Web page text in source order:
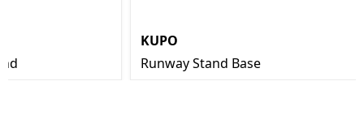
KUPO
Runway Stand Base